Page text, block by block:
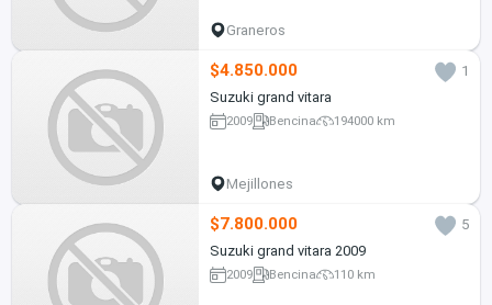
Graneros
$4.850.000
1
Suzuki grand vitara
2009 Bencina 194000 km
Mejillones
$7.800.000
5
Suzuki grand vitara 2009
2009 Bencina 110 km